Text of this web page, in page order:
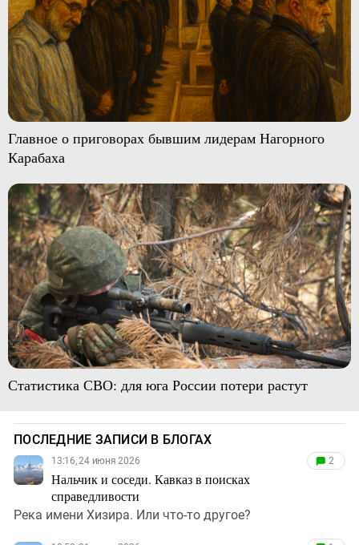
Главное о приговорах бывшим лидерам Нагорного
Карабаха
Статистика СВО: для юга России потери растут
ПОСЛЕДНИЕ ЗАПИСИ В БЛОГАХ
13:16, 24 июня 2026
Нальчик и соседи. Кавказ в поисках
справедливости
2
Река имени Хизира. Или что-то другое?